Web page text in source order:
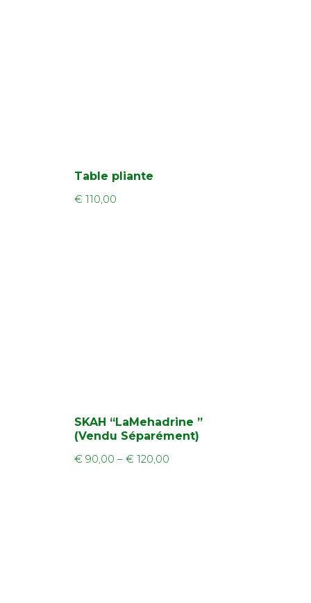
Table pliante
€ 110,00
SKAH “LaMehadrine ”
(Vendu Séparément)
€ 90,00 – € 120,00